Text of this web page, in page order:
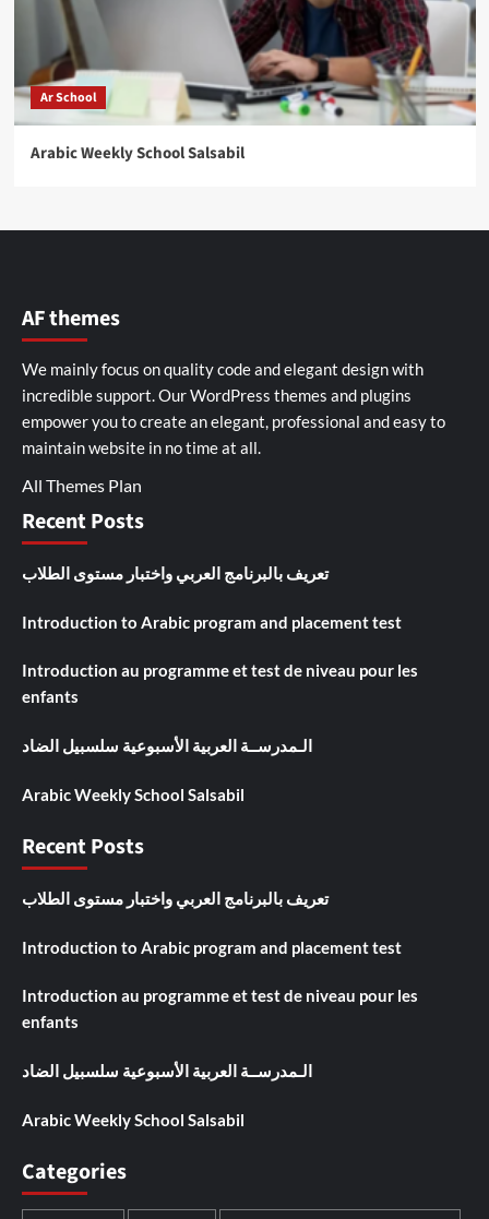
Ar School
Arabic Weekly School Salsabil
AF themes
We mainly focus on quality code and elegant design with
incredible support. OurWordPress themes and plugins
empower you to create an elegant, professional and easy to
maintain website in no time at all.
All Themes Plan
Recent Posts
تعريف بالبرنامج العربي واختبار مستوى الطلاب
Introduction to Arabic program and placement test
Introduction au programme et test de niveau pour les
enfants
الـمدرســة العربية الأسبوعية سلسبيل الضاد
Arabic Weekly School Salsabil
Recent Posts
تعريف بالبرنامج العربي واختبار مستوى الطلاب
Introduction to Arabic program and placement test
Introduction au programme et test de niveau pour les
enfants
الـمدرســة العربية الأسبوعية سلسبيل الضاد
Arabic Weekly School Salsabil
Categories